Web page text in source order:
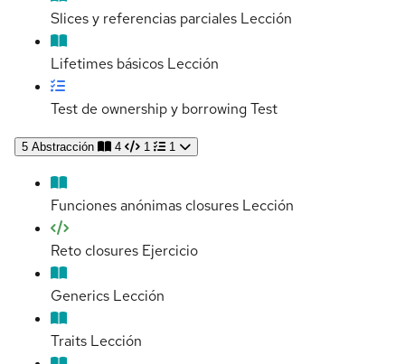
Slices y referencias parciales Lección
Lifetimes básicos Lección
Test de ownership y borrowingTest
5 Abstracción 4 1 1
Funciones anónimas closures Lección
Reto closures Ejercicio
Generics Lección
Traits Lección